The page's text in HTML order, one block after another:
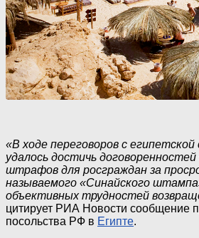
«В ходе переговоров с
удалось достичь
штрафов для росграждан за
называемого «Синайского
объективных трудностей
цитирует РИА Новости сообщение
посольства РФ в Египте.